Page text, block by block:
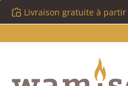
au contenu principal
Passer à la recherche
Passer à la navigation
Livraison gratuite à partir